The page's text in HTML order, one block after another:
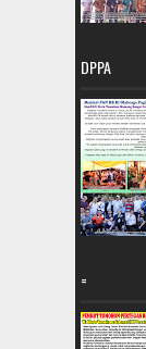
DPPA
=